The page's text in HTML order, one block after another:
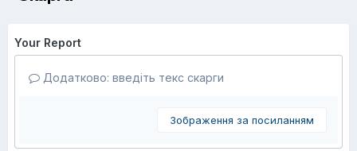
Your Report
Додатково: введіть текс скарги
Зображення за посиланням